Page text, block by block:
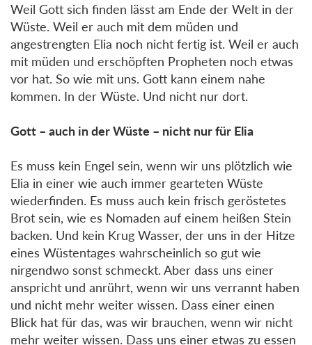
Weil Gott sich finden lässt am Ende der Welt in der
Wüste. Weil er auch mit dem müden und
angestrengten Elia noch nicht fertig ist. Weil er auch
mit müden und erschöpften Propheten noch etwas
vor hat. So wie mit uns. Gott kann einem nahe
kommen. In der Wüste. Und nicht nur dort.
Gott – auch in der Wüste – nicht nur für Elia
Es muss kein Engel sein, wenn wir uns plötzlich wie
Elia in einer wie auch immer gearteten Wüste
wiederfinden. Es muss auch kein frisch geröstetes
Brot sein, wie es Nomaden auf einem heißen Stein
backen. Und kein Krug Wasser, der uns in der Hitze
eines Wüstentages wahrscheinlich so gut wie
nirgendwo sonst schmeckt. Aber dass uns einer
anspricht und anrührt, wenn wir uns verrannt haben
und nicht mehr weiter wissen. Dass einer einen
Blick hat für das, was wir brauchen, wenn wir nicht
mehr weiter wissen. Dass uns einer etwas zu essen